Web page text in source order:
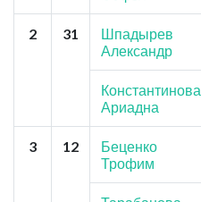
2 31
Шпадырев
Александр
Константинова
Ариадна
3 12
Беценко
Трофим